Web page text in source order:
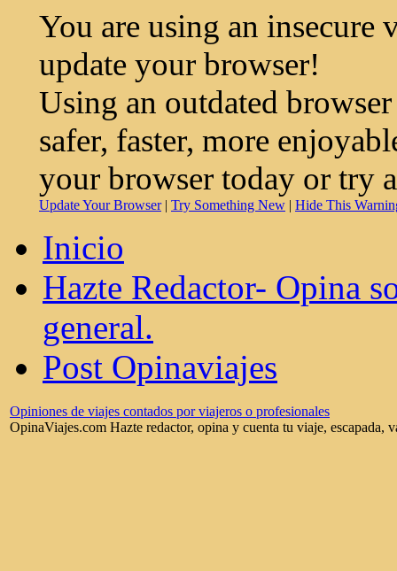
You are using an insecure
update your browser!
Using an outdated
safer, faster, more
your browser today or try
Update Your Browser| Try Something New | Hide This
Inicio
Hazte Redactor- Opina
general.
Post Opinaviajes
Opiniones de viajes contados por viajeros o profesionales
OpinaViajes.com Hazte redactor, opina y cuenta tu viaje, escapada,